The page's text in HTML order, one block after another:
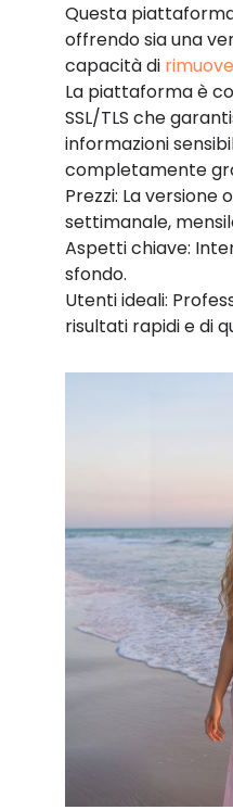
Questa
offrendo sia una
capacità di
La piattaforma è
SSL/TLS che
informazioni
completamente
Prezzi: La
settimanale,
Aspetti chiave:
sfondo.
Utenti ideali:
risultati rapidi e di